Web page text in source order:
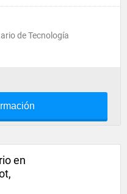
de Tecnología
en